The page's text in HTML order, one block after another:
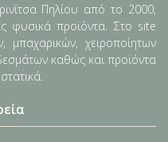
Πηλίου από το 2000,
φυσικά προϊόντα. Στο site
χειροποίητων
καθώς και προϊόντα